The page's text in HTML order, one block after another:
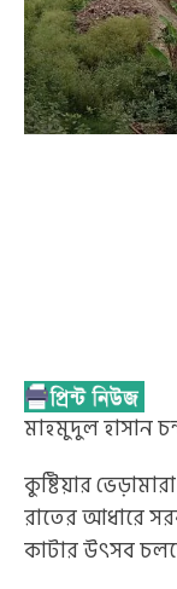
‎মাহমুদুল হাসান
‎কুষ্টিয়ার
রাতের আধারে
কাটার উৎসব